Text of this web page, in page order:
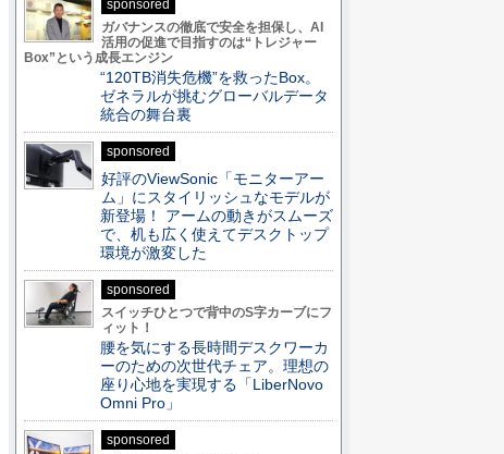
sponsored
ガバナンスの徹底で安全を担保し、AI
活用の促進で目指すのは“トレジャー
Box”という成長エンジン
“120TB消失危機”を救ったBox。
ゼネラルが挑むグローバルデータ
統合の舞台裏
sponsored
好評のViewSonic「モニターアー
ム」にスタイリッシュなモデルが
新登場！ アームの動きがスムーズ
で、机も広く使えてデスクトップ
環境が激変した
sponsored
スイッチひとつで背中のS字カーブにフ
ィット！
腰を気にする長時間デスクワーカ
ーのための次世代チェア。理想の
座り心地を実現する「LiberNovo
Omni Pro」
sponsored